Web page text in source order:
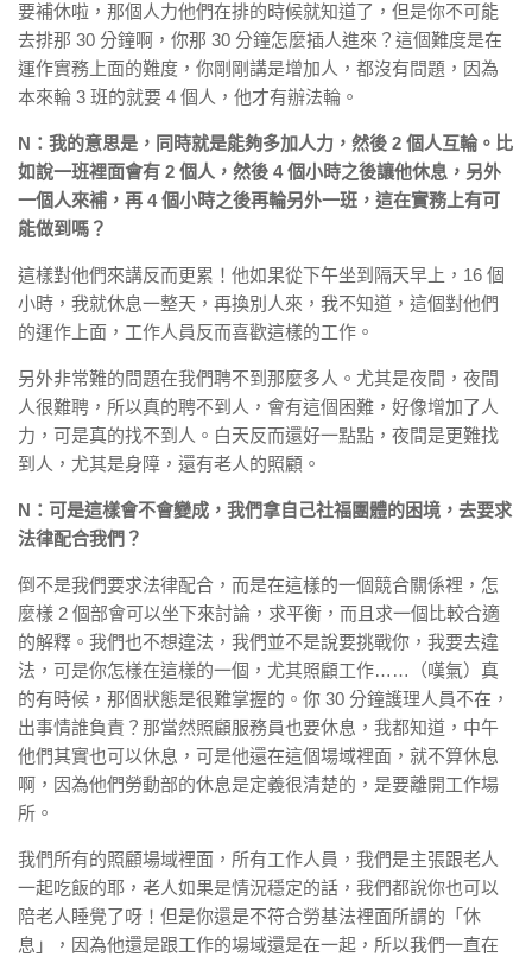
要補休啦，那個人力他們在排的時候就知道了，但是你不可能
去排那 30 分鐘啊，你那 30 分鐘怎麼插人進來？這個難度是在
運作實務上面的難度，你剛剛講是增加人，都沒有問題，因為
本來輪 3 班的就要 4 個人，他才有辦法輪。
N：我的意思是，同時就是能夠多加人力，然後 2 個人互輪。比
如說一班裡面會有 2 個人，然後 4 個小時之後讓他休息，另外
一個人來補，再 4 個小時之後再輪另外一班，這在實務上有可
能做到嗎？
這樣對他們來講反而更累！他如果從下午坐到隔天早上，16 個
小時，我就休息一整天，再換別人來，我不知道，這個對他們
的運作上面，工作人員反而喜歡這樣的工作。
另外非常難的問題在我們聘不到那麼多人。尤其是夜間，夜間
人很難聘，所以真的聘不到人，會有這個困難，好像增加了人
力，可是真的找不到人。白天反而還好一點點，夜間是更難找
到人，尤其是身障，還有老人的照顧。
N：可是這樣會不會變成，我們拿自己社福團體的困境，去要求
法律配合我們？
倒不是我們要求法律配合，而是在這樣的一個競合關係裡，怎
麼樣 2 個部會可以坐下來討論，求平衡，而且求一個比較合適
的解釋。我們也不想違法，我們並不是說要挑戰你，我要去違
法，可是你怎樣在這樣的一個，尤其照顧工作……（嘆氣）真
的有時候，那個狀態是很難掌握的。你 30 分鐘護理人員不在，
出事情誰負責？那當然照顧服務員也要休息，我都知道，中午
他們其實也可以休息，可是他還在這個場域裡面，就不算休息
啊，因為他們勞動部的休息是定義很清楚的，是要離開工作場
所。
我們所有的照顧場域裡面，所有工作人員，我們是主張跟老人
一起吃飯的耶，老人如果是情況穩定的話，我們都說你也可以
陪老人睡覺了呀！但是你還是不符合勞基法裡面所謂的「休
息」，因為他還是跟工作的場域還是在一起，所以我們一直在